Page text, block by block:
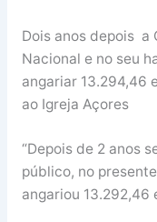
Dois anos depois a
Nacional e no seu
angariar 13.294,46
ao Igreja Açores
“Depois de 2 anos
público, no
angariou 13.292,46